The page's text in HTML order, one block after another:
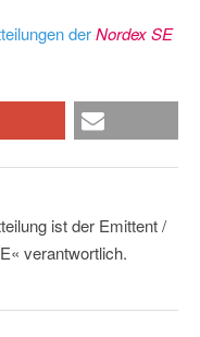
derNordex SE
ist der Emittent /
verantwortlich.